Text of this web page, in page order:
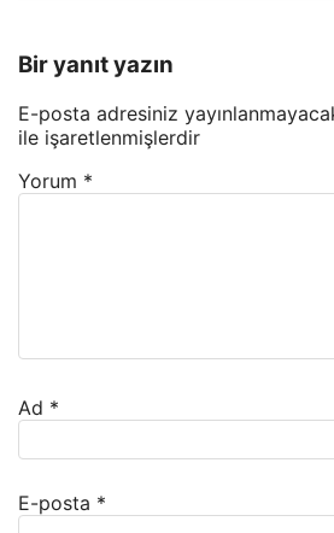
Bir yanıt yazın
E-posta adresiniz
ile işaretlenmişlerdir
Yorum *
Ad *
E-posta *